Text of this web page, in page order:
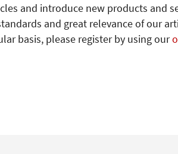
and introduce new products and
and great relevance of our
basis, please register by using our